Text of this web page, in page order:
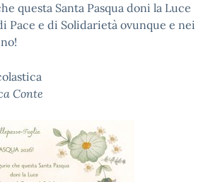
questa Santa Pasqua doni la Luce
Pace e di Solidarietà ovunque e nei
Conte